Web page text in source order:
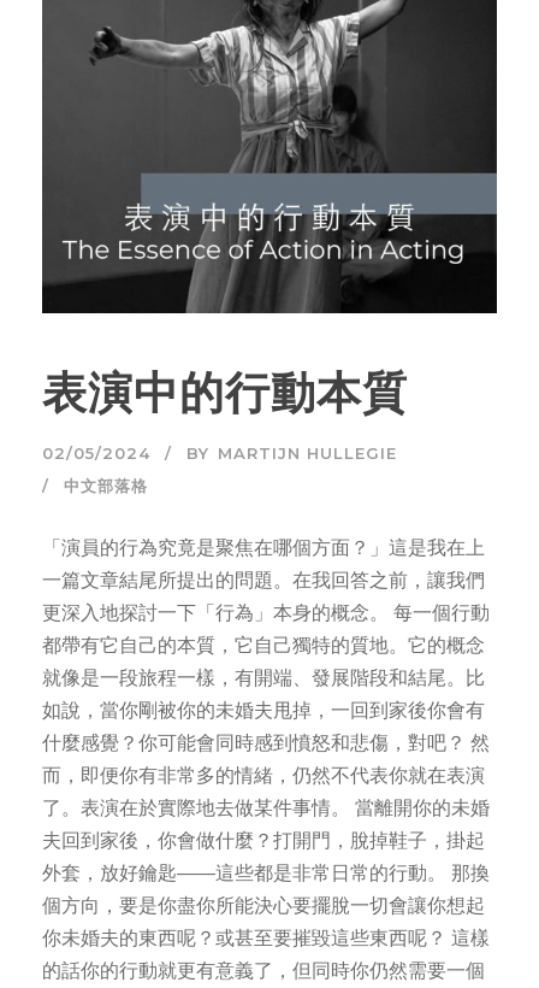
表演中的行動本質
02/05/2024 BY MARTIJN HULLEGIE
中文部落格
「演員的行為究竟是聚焦在哪個方面？」這是我在上
一篇文章結尾所提出的問題。在我回答之前，讓我們
更深入地探討一下「行為」本身的概念。 每一個行動
都帶有它自己的本質，它自己獨特的質地。它的概念
就像是一段旅程一樣，有開端、發展階段和結尾。比
如說，當你剛被你的未婚夫甩掉，一回到家後你會有
什麼感覺？你可能會同時感到憤怒和悲傷，對吧？ 然
而，即便你有非常多的情緒，仍然不代表你就在表演
了。表演在於實際地去做某件事情。 當離開你的未婚
夫回到家後，你會做什麼？打開門，脫掉鞋子，掛起
外套，放好鑰匙——這些都是非常日常的行動。 那換
個方向，要是你盡你所能決心要擺脫一切會讓你想起
你未婚夫的東西呢？或甚至要摧毀這些東西呢？ 這樣
的話你的行動就更有意義了，但同時你仍然需要一個